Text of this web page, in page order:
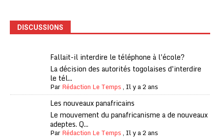
DISCUSSIONS
Fallait-il interdire le téléphone à l'école?
La décision des autorités togolaises d'interdire
le tél...
ParRédaction Le Temps, Il y a 2 ans
Les nouveaux panafricains
Le mouvement du panafricanisme a de nouveaux
adeptes. Q...
ParRédaction Le Temps, Il y a 2 ans